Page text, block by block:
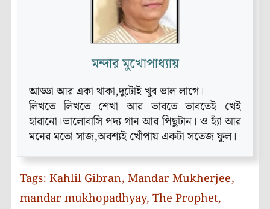
মন্দার মুখোপাধ্যায়
আড্ডা আর একা থাকা,দুটোই খুব ভাল লাগে।
লিখতে লিখতে শেখা আর ভাবতে ভাবতেই খেই
হারানো।ভালোবাসি পদ্য গান আর পিছুটান। ও হ্যাঁ আর
মনের মতো সাজ,অবশ্যই খোঁপায় একটা সতেজ ফুল।
Tags: Kahlil Gibran, Mandar Mukherjee,
mandar mukhopadhyay, The Prophet,